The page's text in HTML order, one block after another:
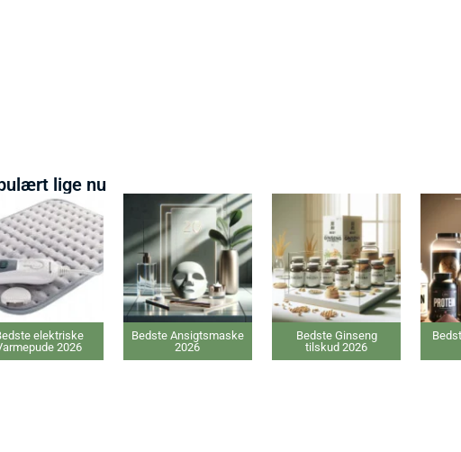
lige nu
Bedste Ansigtsmaske
2026
Bedste Ginseng
tilskud 2026
Bedste Proteinpulver
2026